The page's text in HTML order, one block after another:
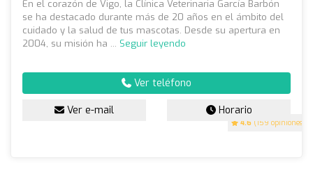
4.6 (159 opiniones)
En el corazón de Vigo, la Clínica Veterinaria García Barbón
se ha destacado durante más de 20 años en el ámbito del
cuidado y la salud de tus mascotas. Desde su apertura en
2004, su misión ha ... Seguir leyendo
Ver teléfono
Ver e-mail Horario